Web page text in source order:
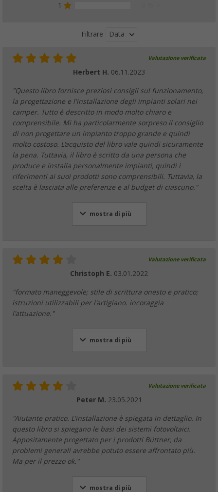
1
Filtrare Data
Valutazione verificata
Herbert H. 06.11.2023
"Questo libro fornisce preziosi consigli sul funzionamento,
la progettazione e l'installazione degli impianti solari nei
camper. Tutto è descritto in modo molto chiaro e
comprensibile. Mi ha particolarmente sorpreso il consiglio
di non progettare un impianto troppo grande e quindi
molto costoso. L'acquisto del libro vale quindi sicuramente
la pena. Tuttavia, il libro è scritto da una persona che
produce e installa personalmente impianti, quindi i
riferimenti ai suoi prodotti sono comprensibili. Tuttavia, la
scelta è lasciata alle preferenze e al budget di ciascuno."
mostra di più
Valutazione verificata
Christoph E. 03.01.2022
"formato maneggevole; stile di scrittura onesto e pratico;
istruzioni utilizzabili per l'artigiano. incoraggia
l'attuazione."
mostra di più
Valutazione verificata
Peter M. 23.05.2021
"Aiutante pratico. L'installazione è spiegata in dettaglio. In
questo libro si spiegano le basi dei sistemi fotovoltaici.
Appositamente progettato per i prodotti Büttner, da
problemi generali avrebbe potuto essere affrontato più.
Ma per il prezzo ok."
mostra di più